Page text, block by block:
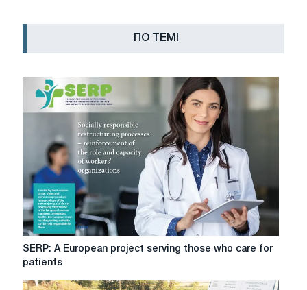
ПО ТЕМІ
SERP:
project
SERP: A European project serving those who care for
patients